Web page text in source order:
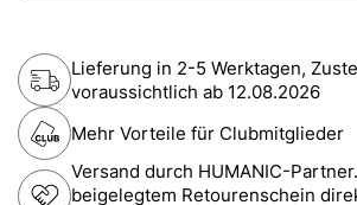
Lieferung in 2-5 Werktagen,
voraussichtlich ab 12.08.2026
Mehr Vorteile für Clubmitglieder
Versand durch HUMANIC-
beigelegtem Retourenschein